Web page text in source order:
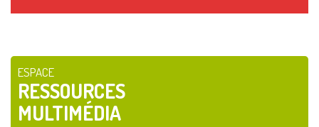
ESPACE
RESSOURCES
MULTIMÉDIA